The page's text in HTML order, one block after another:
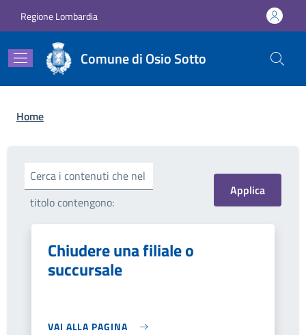
Regione Lombardia
Comune di Osio Sotto
Briciole di pane
Home
Cerca i contenuti che nel
titolo contengono:
Chiudere una filiale o
succursale
VAI ALLA PAGINA